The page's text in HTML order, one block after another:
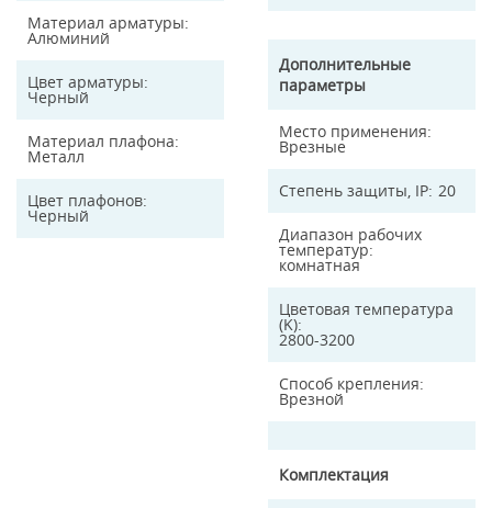
Материал арматуры
Алюминий
Цвет арматуры
Черный
Материал плафона
Металл
Цвет плафонов
Черный
Дополнительные
параметры
Место применения
Врезные
Степень защиты, IP 20
Диапазон рабочих
температур
комнатная
Цветовая температура
(K)
2800-3200
Способ крепления
Врезной
Комплектация